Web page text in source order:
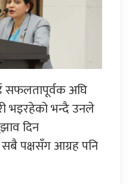
सफलतापूर्वक अघि
भइरहेको भन्दै उनले
दिन
पक्षसँग आग्रह पनि